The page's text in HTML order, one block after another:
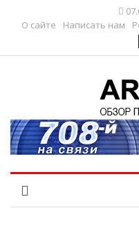
О сайте
Написать нам